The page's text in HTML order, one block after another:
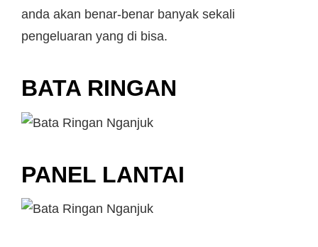
anda akan benar-benar banyak sekali
pengeluaran yang di bisa.
BATA RINGAN
PANEL LANTAI